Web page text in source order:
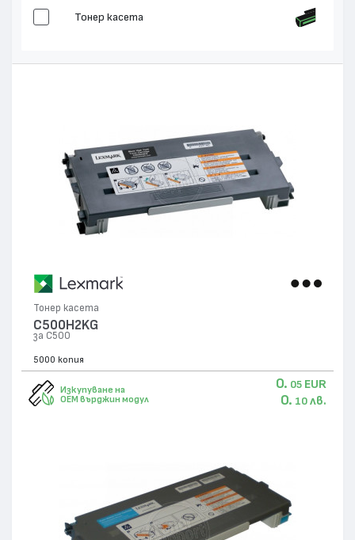
Тонер касета
Тонер касета
C500H2KG
за C500
5000 копия
Изкупуване на
OEM върджин модул
0. 05 EUR
0. 10 лв.